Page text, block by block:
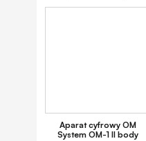
Aparat cyfrowy OM
System OM-1 II body